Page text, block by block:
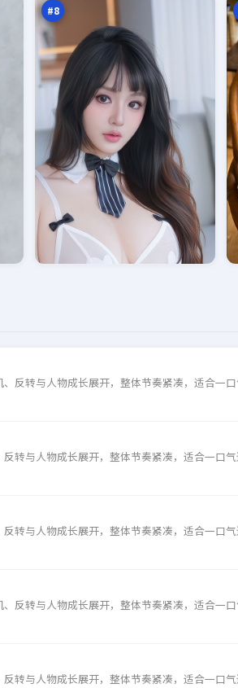
#8
反转与人物成长展开，整体节奏紧凑，适合一口
转与人物成长展开，整体节奏紧凑，适合一口气
转与人物成长展开，整体节奏紧凑，适合一口气
反转与人物成长展开，整体节奏紧凑，适合一口
转与人物成长展开，整体节奏紧凑，适合一口气